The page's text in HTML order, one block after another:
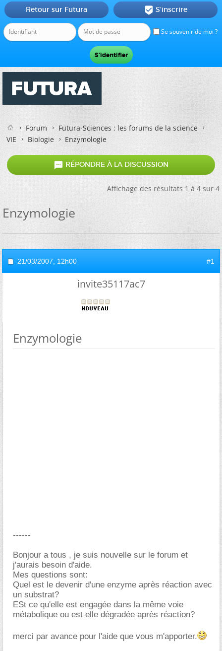
Se souvenir de moi ?
Retour sur Futura  S'inscrire
Forum
Futura-Sciences : les forums de la science
VIE
Biologie Enzymologie
 RÉPONDRE À LA DISCUSSION
Affichage des résultats 1 à 4 sur 4
Enzymologie
21/03/2007, 12h00 #1
invite35117ac7
Enzymologie
------
Bonjour a tous , je suis nouvelle sur le forum et
j'aurais besoin d'aide.
Mes questions sont:
Quel est le devenir d'une enzyme après réaction avec
un substrat?
ESt ce qu'elle est engagée dans la même voie
métabolique ou est elle dégradée après réaction?
merci par avance pour l'aide que vous m'apporter.